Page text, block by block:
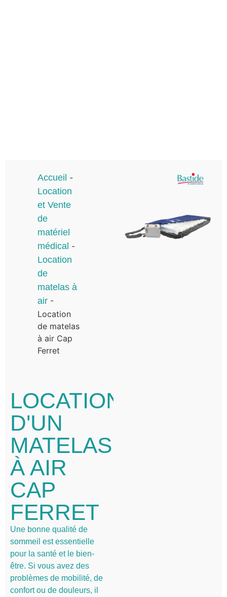
Accueil -
Location
et Vente
de
matériel
médical -
Location
de
matelas à
air -
Location
de matelas
à air Cap
Ferret
LOCATION
D'UN
MATELAS
À AIR
CAP
FERRET
Une bonne qualité de
sommeil est essentielle
pour la santé et le bien-
être. Si vous avez des
problèmes de mobilité, de
confort ou de douleurs, il